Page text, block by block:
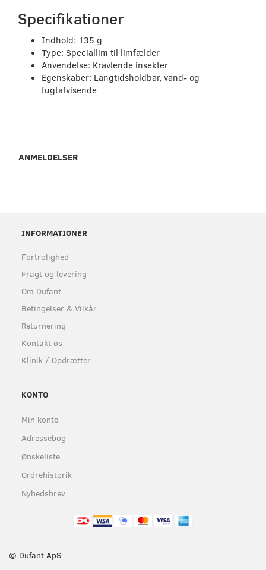
Specifikationer
Indhold: 135 g
Type: Speciallim til limfælder
Anvendelse: Kravlende insekter
Egenskaber: Langtidsholdbar, vand- og
fugtafvisende
ANMELDELSER
INFORMATIONER
Fortrolighed
Fragt og levering
Om Dufant
Betingelser & Vilkår
Returnering
Kontakt os
Klinik / Opdrætter
KONTO
Min konto
Adressebog
Ønskeliste
Ordrehistorik
Nyhedsbrev
© Dufant ApS